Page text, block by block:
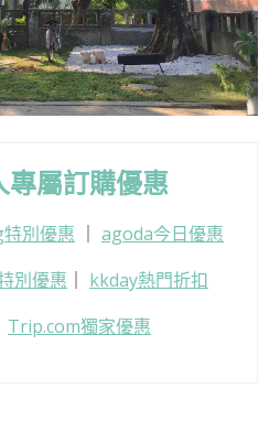
專屬訂購優惠
別優惠
agoda今日優惠
別優惠
kkday熱門折扣
Trip.com獨家優惠